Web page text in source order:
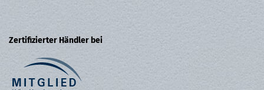
Zertifizierter Händler bei